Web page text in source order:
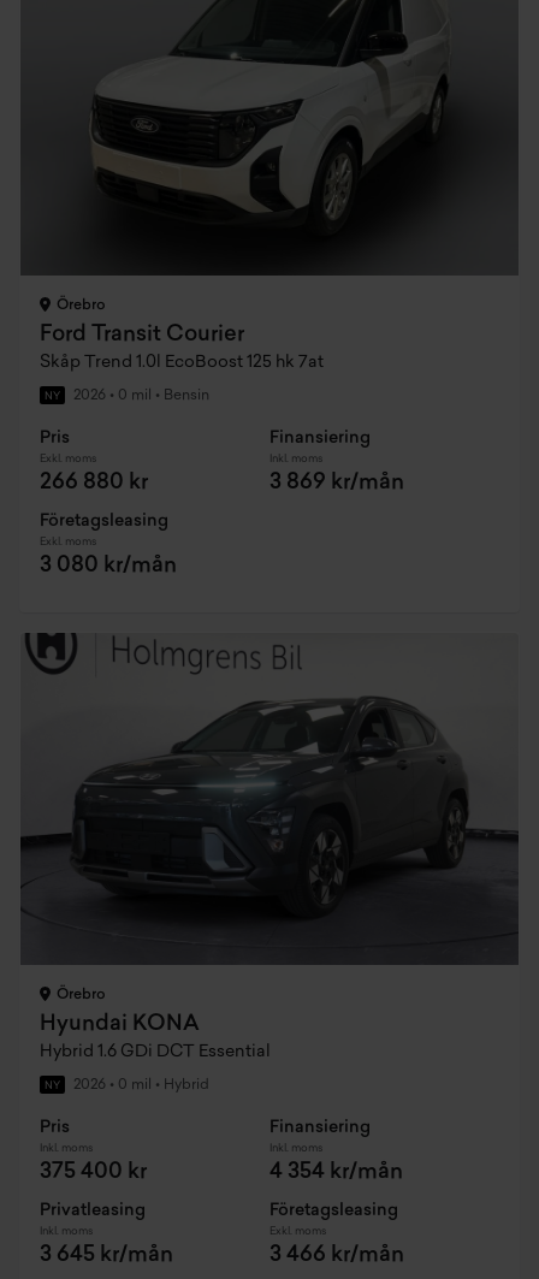
Örebro
Ford Transit Courier
Skåp Trend 1.0l EcoBoost 125 hk 7at
NY 2026 • 0 mil • Bensin
Pris
Exkl. moms
266 880 kr
Finansiering
Inkl. moms
3 869 kr/mån
Företagsleasing
Exkl. moms
3 080 kr/mån
Örebro
Hyundai KONA
Hybrid 1.6 GDi DCT Essential
NY 2026 • 0 mil • Hybrid
Pris
Inkl. moms
375 400 kr
Finansiering
Inkl. moms
4 354 kr/mån
Privatleasing
Inkl. moms
3 645 kr/mån
Företagsleasing
Exkl. moms
3 466 kr/mån